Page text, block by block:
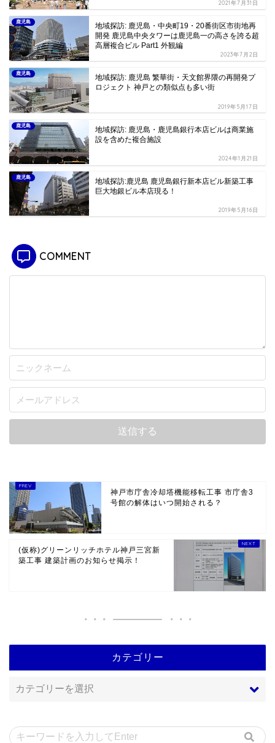
2021年7月31日
鹿児島
地域探訪: 鹿児島・中央町19・20番街区市街地再
開発 鹿児島中央タワーは鹿児島一の高さを誇る超
高層複合ビル Part1 外観編
2023年7月2日
鹿児島
地域探訪: 鹿児島 繁華街・天文館界隈の再開発プ
ロジェクト 神戸との類似点も多い街
2019年5月17日
鹿児島
地域探訪: 鹿児島・鹿児島銀行本店ビルは商業施
設を含めた複合施設
2024年1月21日
鹿児島
地域探訪:鹿児島 鹿児島銀行新本店ビル新築工事
巨大地銀ビル本店現る！
2019年5月16日
COMMENT
神戸市庁舎冷却塔機能移転工事 市庁舎3
号館の解体はいつ開始される？
(仮称)グリーンリッチホテル神戸三宮新
築工事 建築計画のお知らせ掲示！
カテゴリー